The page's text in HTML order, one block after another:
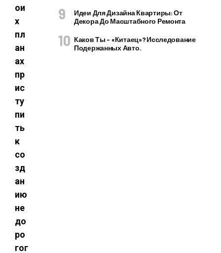
ои
х
пл
ан
ах
пр
ис
ту
пи
ть
к
со
зд
ан
ию
не
до
ро
гог
Идеи Для Дизайна Квартиры: От
Декора До Масштабного Ремонта
Каков Ты – «китаец»? Исследование
Подержанных Авто.